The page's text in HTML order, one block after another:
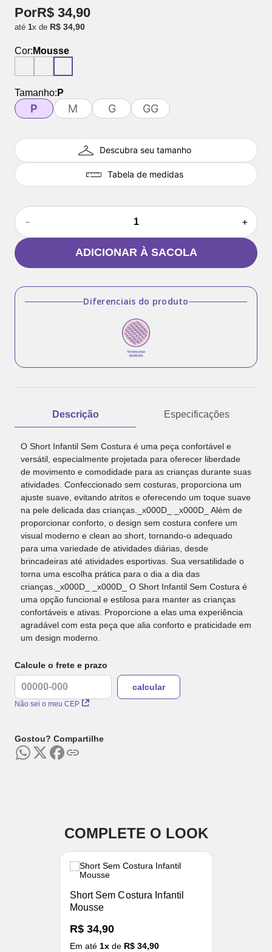
PorR$ 34,90
até 1x de R$ 34,90
Cor: Mousse
Tamanho: P
P M G GG
Descubra seu tamanho
Tabela de medidas
＋
－
ADICIONAR À SACOLA
Diferenciais do produto
Descrição Especificações
O Short Infantil Sem Costura é uma peça confortável e
versátil, especialmente projetada para oferecer liberdade
de movimento e comodidade para as crianças durante suas
atividades. Confeccionado sem costuras, proporciona um
ajuste suave, evitando atritos e oferecendo um toque suave
na pele delicada das crianças._x000D_ _x000D_ Além de
proporcionar conforto, o design sem costura confere um
visual moderno e clean ao short, tornando-o adequado
para uma variedade de atividades diárias, desde
brincadeiras até atividades esportivas. Sua versatilidade o
torna uma escolha prática para o dia a dia das
crianças._x000D_ _x000D_ O Short Infantil Sem Costura é
uma opção funcional e estilosa para manter as crianças
confortáveis e ativas. Proporcione a elas uma experiência
agradável com esta peça que alia conforto e praticidade em
um design moderno.
Calcule o frete e prazo
Não sei o meu CEP
Gostou? Compartilhe
COMPLETE O LOOK
Short Sem Costura Infantil
Mousse
R$ 34,90
Em até 1x de R$ 34,90